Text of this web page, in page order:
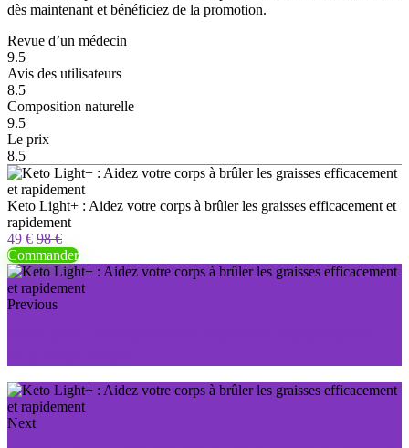
dès maintenant et bénéficiez de la promotion.
Revue d’un médecin
9.5
Avis des utilisateurs
8.5
Composition naturelle
9.5
Le prix
8.5
Keto Light+ : Aidez votre corps à brûler les graisses efficacement et
rapidement
49 € 98 €
Commander
Previous
Next